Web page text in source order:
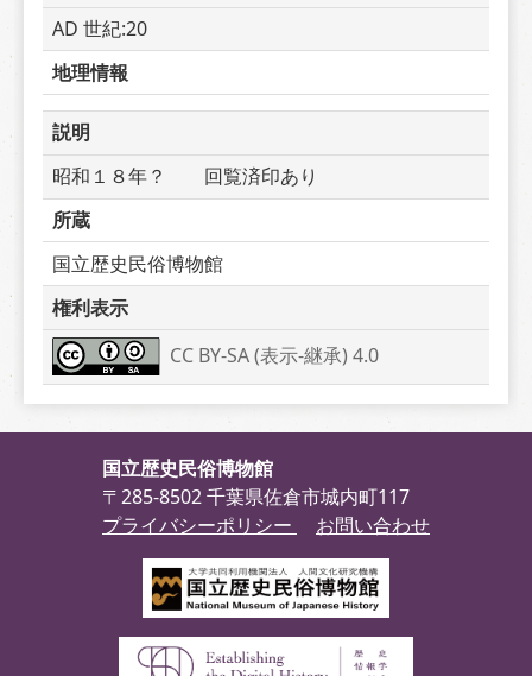
AD 世紀:20
地理情報
説明
昭和１８年？　　回覧済印あり
所蔵
国立歴史民俗博物館
権利表示
CC BY-SA (表示-継承) 4.0
国立歴史民俗博物館
〒285-8502 千葉県佐倉市城内町117
プライバシーポリシー
お問い合わせ